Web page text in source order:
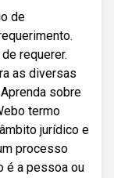
de
requerer.
as diversas
sobre
termo
jurídico e
processo
é a pessoa ou